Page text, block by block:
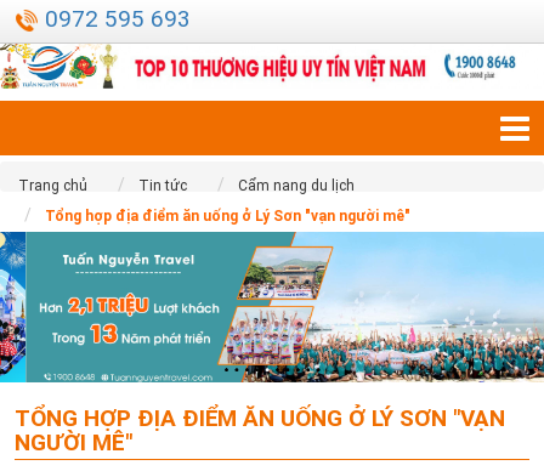
0972 595 693
Trang chủ Tin tức
Cẩm nang du lịch
Tổng hợp địa điểm ăn uống ở Lý Sơn "vạn người mê"
TỔNG HỢP ĐỊA ĐIỂM ĂN UỐNG Ở LÝ SƠN "VẠN
NGƯỜI MÊ"